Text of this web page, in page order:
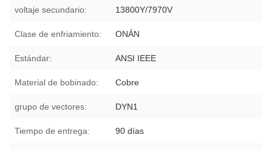
voltaje secundario: 13800Y/7970V
Clase de enfriamiento: ONÁN
Estándar: ANSI IEEE
Material de bobinado: Cobre
grupo de vectores: DYN1
Tiempo de entrega: 90 días